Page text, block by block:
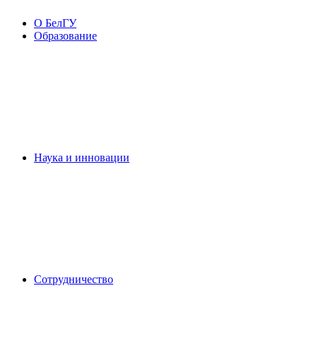
О БелГУ
Образование
Наука и инновации
Сотрудничество